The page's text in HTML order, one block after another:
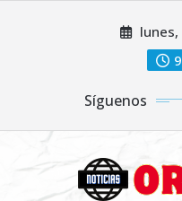
Síguenos